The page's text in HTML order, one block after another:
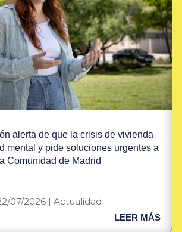
alerta de que la crisis de vivienda
mental y pide soluciones urgentes a
la Comunidad de Madrid
07/2026| Actualidad
LEER MÁS